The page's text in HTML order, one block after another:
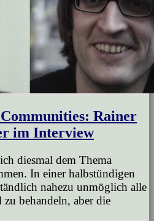
Rainer
im Interview
diesmal dem Thema
In einer halbstündigen
nahezu unmöglich alle
behandeln, aber die